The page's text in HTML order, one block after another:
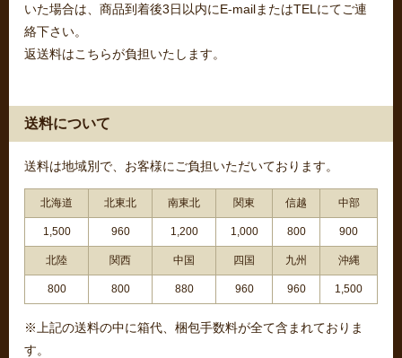
いた場合は、商品到着後3日以内にE-mailまたはTELにてご連
絡下さい。
返送料はこちらが負担いたします。
送料について
送料は地域別で、お客様にご負担いただいております。
北海道 北東北 南東北 関東 信越 中部
1,500 960 1,200 1,000 800 900
北陸 関西 中国 四国 九州 沖縄
800 800 880 960 960 1,500
※上記の送料の中に箱代、梱包手数料が全て含まれておりま
す。